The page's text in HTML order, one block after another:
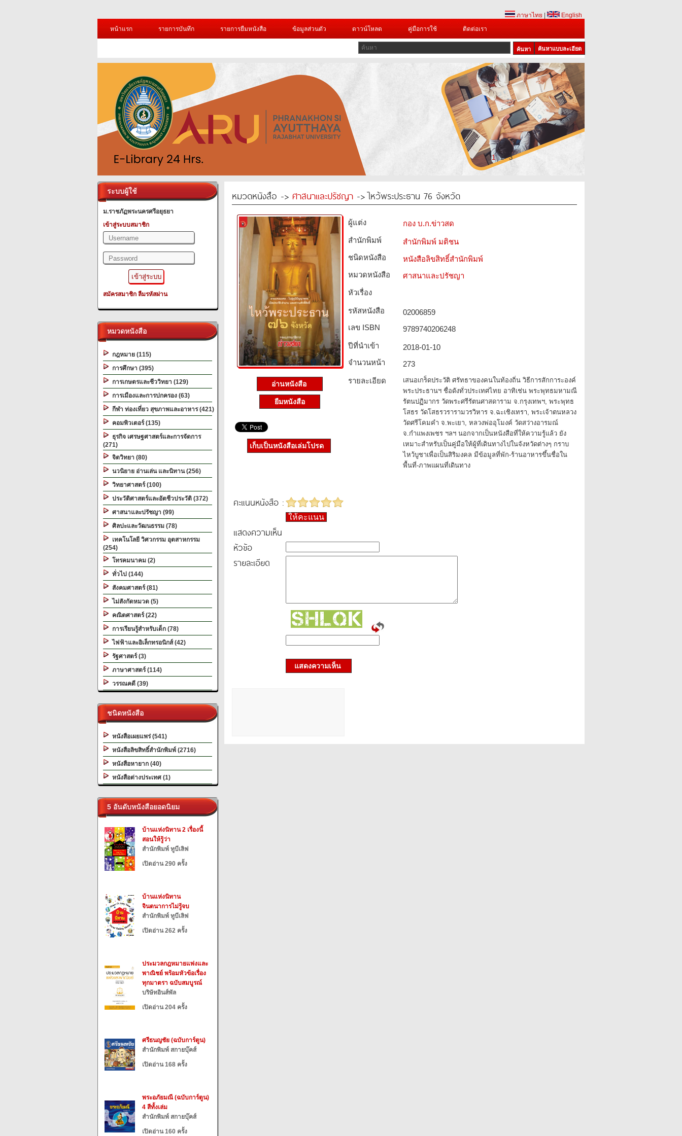
ภาษาไทย
English
หน้าแรก
รายการบันทึก รายการยืมหนังสือ ข้อมูลส่วนตัว ดาวน์โหลด คู่มือการใช้ ติดต่อเรา
ค้นหาแบบละเอียด
1 2 3
ระบบผู้ใช้
ม.ราชภัฏพระนครศรีอยุธยา
เข้าสู่ระบบสมาชิก
สมัครสมาชิก ลืมรหัสผ่าน
หมวดหนังสือ
กฎหมาย (115)
การศึกษา (395)
การเกษตรและชีววิทยา (129)
การเมืองและการปกครอง (63)
กีฬา ท่องเที่ยว สุขภาพและอาหาร (421)
คอมพิวเตอร์ (135)
ธุรกิจ เศรษฐศาสตร์และการจัดการ
(271)
จิตวิทยา (80)
นวนิยาย อ่านเล่น และนิทาน (256)
วิทยาศาสตร์ (100)
ประวัติศาสตร์และอัตชีวประวัติ (372)
ศาสนาและปรัชญา (99)
ศิลปะและวัฒนธรรม (78)
เทคโนโลยี วิศวกรรม อุตสาหกรรม
(254)
โทรคมนาคม (2)
ทั่วไป (144)
สังคมศาสตร์ (81)
ไม่สังกัดหมวด (5)
คณิตศาสตร์ (22)
การเรียนรู้สำหรับเด็ก (78)
ไฟฟ้าและอิเล็กทรอนิกส์ (42)
รัฐศาสตร์ (3)
ภาษาศาสตร์ (114)
วรรณคดี (39)
ชนิดหนังสือ
หนังสือเผยแพร่ (541)
หนังสือลิขสิทธิ์สำนักพิมพ์ (2716)
หนังสือหายาก (40)
หนังสือต่างประเทศ (1)
5 อันดับหนังสือยอดนิยม
บ้านแห่งนิทาน 2 เรื่องนี้
สอนให้รู้ว่า
สำนักพิมพ์ ทูบีเลิฟ
เปิดอ่าน 290 ครั้ง
บ้านแห่งนิทาน
จินตนาการไม่รู้จบ
สำนักพิมพ์ ทูบีเลิฟ
เปิดอ่าน 262 ครั้ง
ประมวลกฎหมายแพ่งและ
พาณิชย์ พร้อมหัวข้อเรื่อง
ทุกมาตรา ฉบับสมบูรณ์
บริษัทอินส์พัล
เปิดอ่าน 204 ครั้ง
ศรีธนญชัย (ฉบับการ์ตูน)
สำนักพิมพ์ สกายบุ๊คส์
เปิดอ่าน 168 ครั้ง
พระอภัยมณี (ฉบับการ์ตูน)
4 สีทั้งเล่ม
สำนักพิมพ์ สกายบุ๊คส์
เปิดอ่าน 160 ครั้ง
หมวดหนังสือ -> ศาสนาและปรัชญา -> ไหว้พระประธาน 76 จังหวัด
อ่านหนังสือ
ยืมหนังสือ
ผู้แต่ง
กอง บ.ก.ข่าวสด
สำนักพิมพ์
สำนักพิมพ์ มติชน
ชนิดหนังสือ­
หนังสือลิขสิทธิ์สำนักพิมพ์
หมวดหนังสือ­
ศาสนาและปรัชญา
หัวเรื่อง
รหัสหนังสือ­
02006859
เลข ISBN
9789740206248
ปีที่นำเข้า
2018-01-10
จำนวนหน้า
273
รายละเอียด
เสนอเกร็ดประวัติ ศรัทธาของคนในท้องถิ่น วิธีการสักการะองค์
พระประธานฯ ชื่อดังทั่วประเทศไทย อาทิเช่น พระพุทธมหามณี
รัตนปฏิมากร วัดพระศรีรัตนศาสดาราม จ.กรุงเทพฯ, พระพุทธ
โสธร วัดโสธรวรารามวรวิหาร จ.ฉะเชิงเทรา, พระเจ้าตนหลวง
วัดศรีโคมคำ จ.พะเยา, หลวงพ่ออุโมงค์ วัดสว่างอารมณ์
จ.กำแพงเพชร ฯลฯ นอกจากเป็นหนังสือที่ให้ความรู้แล้ว ยัง
เหมาะสำหรับเป็นคู่มือให้ผู้ที่เดินทางไปในจังหวัดต่างๆ กราบ
ไหว้บูชาเพื่อเป็นสิริมงคล มีข้อมูลที่พัก-ร้านอาหารขึ้นชื่อใน
พื้นที่-ภาพแผนที่เดินทาง
เก็บเป็นหนังสือเล่มโปรด
คะแนนหนังสือ :
ให้คะแนน
แสดงความเห็น
หัวข้อ
รายละเอียด
แสดงความเห็น